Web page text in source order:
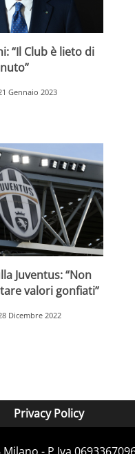
“Il Club è lieto di
Gennaio 2023
Juventus: “Non
valori gonfiati”
Dicembre 2022
Privacy Policy